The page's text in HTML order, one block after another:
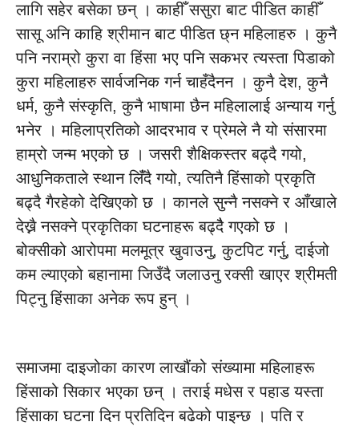
लागि सहेर बसेका छन् । काहीँ ससुरा बाट पीडित काहीँ
सासू अनि काहि श्रीमान बाट पीडित छ्न महिलाहरु । कुनै
पनि नराम्रो कुरा वा हिंसा भए पनि सकभर त्यस्ता पिडाको
कुरा महिलाहरु सार्वजनिक गर्न चाहँदैनन । कुनै देश, कुनै
धर्म, कुनै संस्कृति, कुनै भाषामा छैन महिलालाई अन्याय गर्नु
भनेर । महिलाप्रतिको आदरभाव र प्रेमले नै यो संसारमा
हाम्रो जन्म भएको छ । जसरी शैक्षिकस्तर बढ्दै गयो,
आधुनिकताले स्थान लिँंदै गयो, त्यतिनै हिंसाको प्रकृति
बढ्दै गैरहेको देखिएको छ । कानले सुन्नै नसक्ने र आँखाले
देख्नै नसक्ने प्रकृतिका घटनाहरू बढ्दैै गएको छ ।
बोक्सीको आरोपमा मलमूत्र खुवाउनु, कुटपिट गर्नु, दाईजो
कम ल्याएको बहानामा जिउँदै जलाउनु रक्सी खाएर श्रीमती
पिट्नु हिंसाका अनेक रूप हुन् ।
समाजमा दाइजोका कारण लाखौंको संख्यामा महिलाहरू
हिंसाको सिकार भएका छन् । तराई मधेस र पहाड यस्ता
हिंसाका घटना दिन प्रतिदिन बढेको पाइन्छ । पति र